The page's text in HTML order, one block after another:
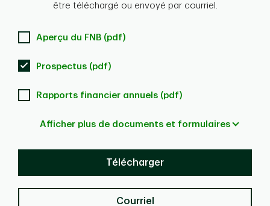
être téléchargé ou envoyé par courriel.
Aperçu du FNB (pdf)
Prospectus (pdf)
Rapports financier annuels (pdf)
Afficher plus de documents et formulaires
Télécharger
Courriel